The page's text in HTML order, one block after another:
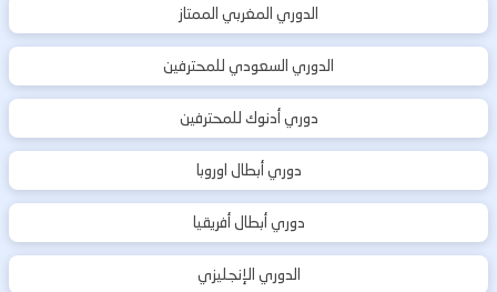
الدوري المغربي الممتاز
الدوري السعودي للمحترفين
دوري أدنوك للمحترفين
دوري أبطال اوروبا
دوري أبطال أفريقيا
الدوري الإنجليزي